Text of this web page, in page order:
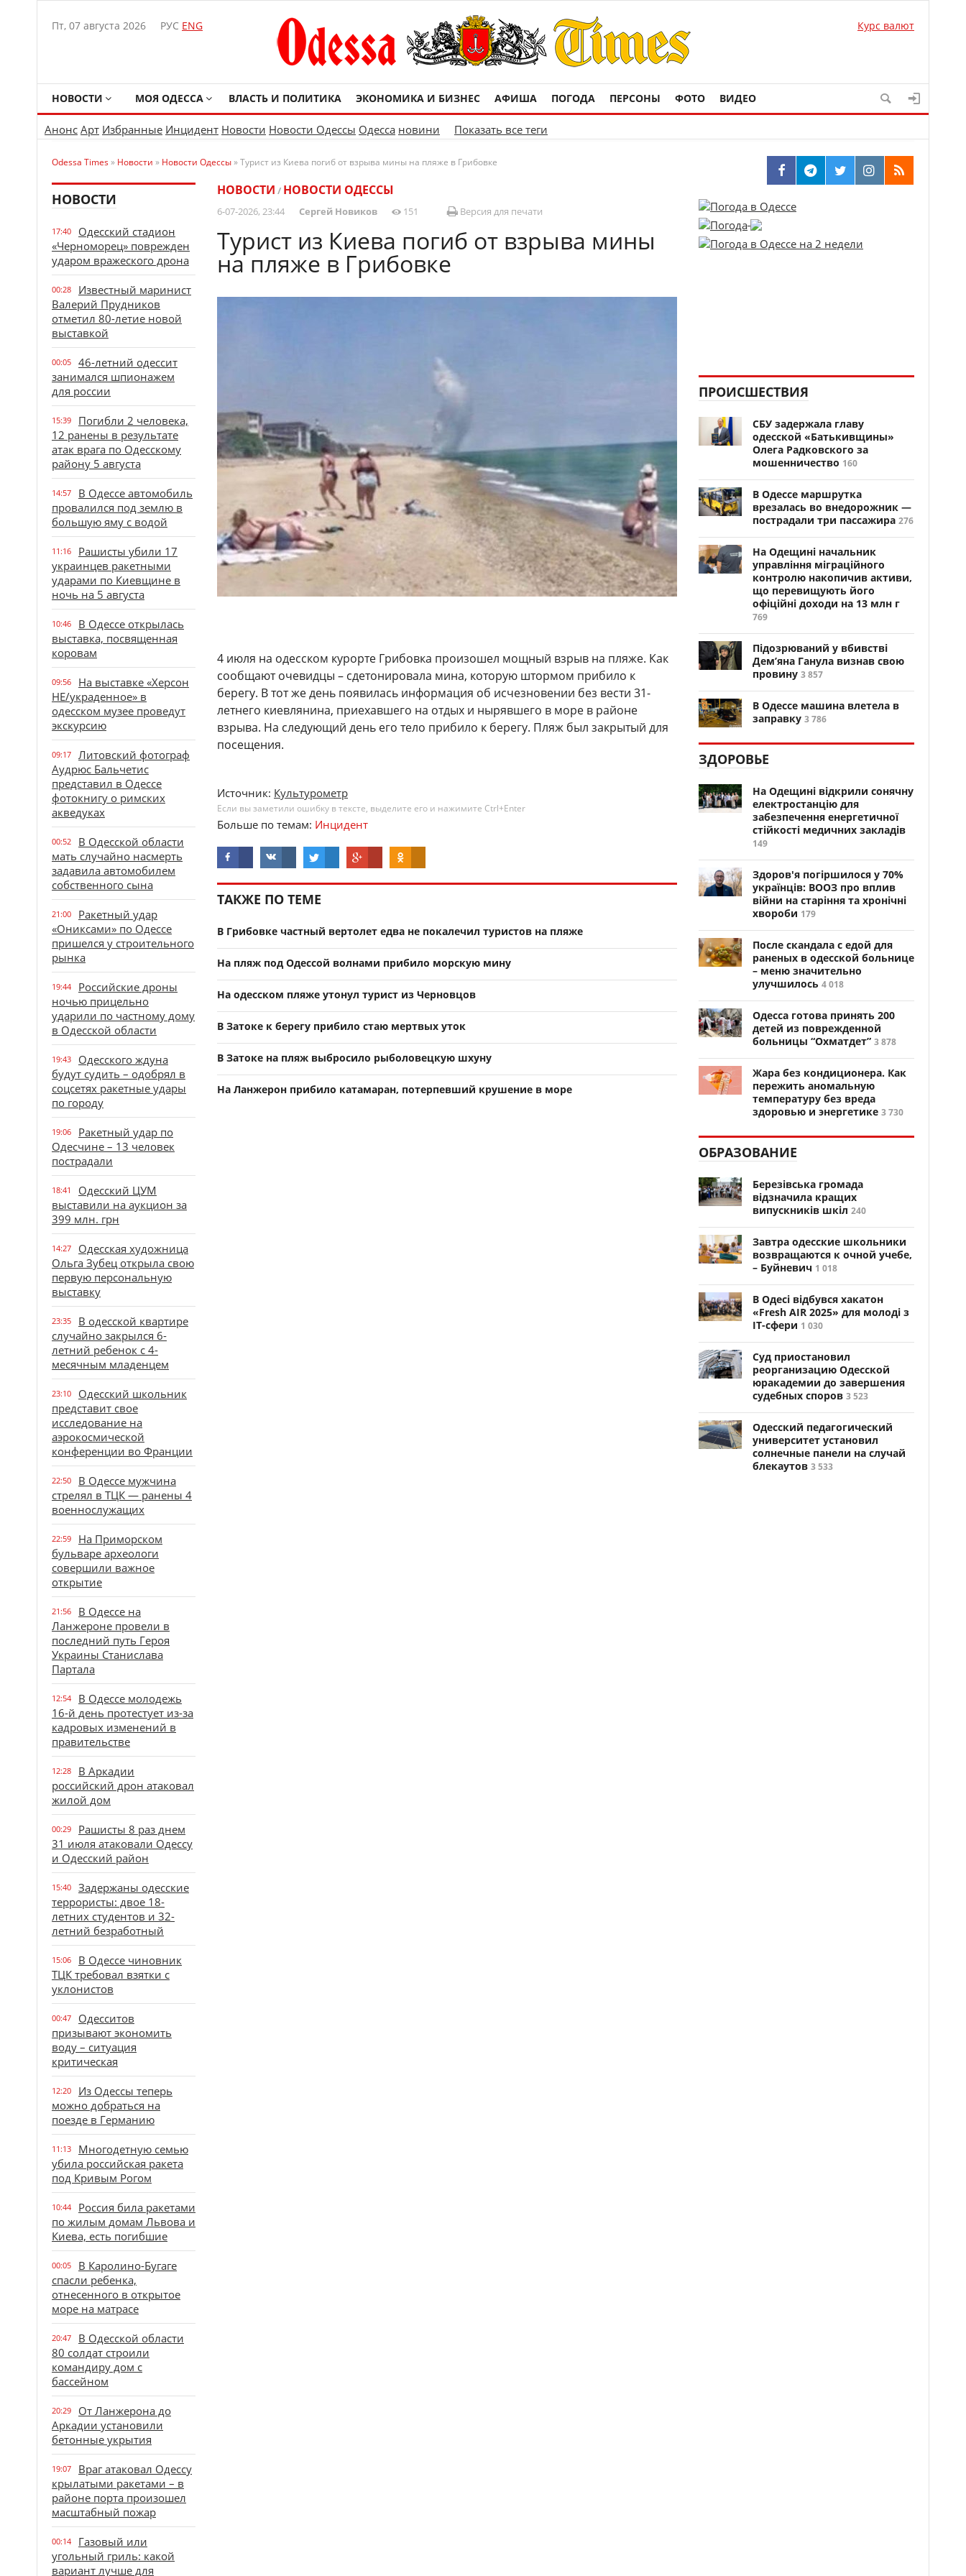
Пт, 07 августа 2026 РУС ENG Курс валют
НОВОСТИ МОЯ ОДЕССА ВЛАСТЬ И ПОЛИТИКА ЭКОНОМИКА И БИЗНЕС АФИША ПОГОДА ПЕРСОНЫ ФОТО ВИДЕО
Анонс Арт Избранные Инцидент Новости Новости Одессы Одесса новини Показать все теги
Odessa Times» Новости » Новости Одессы» Турист из Киева погиб от взрыва мины на пляже в Грибовке
НОВОСТИ
17:40
Одесский стадион
«Черноморец» поврежден
ударом вражеского дрона
00:28
Известный маринист
Валерий Прудников
отметил 80-летие новой
выставкой
00:05
46-летний одессит
занимался шпионажем
для россии
15:39
Погибли 2 человека,
12 ранены в результате
атак врага по Одесскому
району 5 августа
14:57
В Одессе автомобиль
провалился под землю в
большую яму с водой
11:16
Рашисты убили 17
украинцев ракетными
ударами по Киевщине в
ночь на 5 августа
10:46
В Одессе открылась
выставка, посвященная
коровам
09:56
На выставке «Херсон
НЕ/украденное» в
одесском музее проведут
экскурсию
09:17
Литовский фотограф
Аудрюс Бальчетис
представил в Одессе
фотокнигу о римских
акведуках
00:52
В Одесской области
мать случайно насмерть
задавила автомобилем
собственного сына
21:00
Ракетный удар
«Ониксами» по Одессе
пришелся у строительного
рынка
19:44
Российские дроны
ночью прицельно
ударили по частному дому
в Одесской области
19:43
Одесского ждуна
будут судить – одобрял в
соцсетях ракетные удары
по городу
19:06
Ракетный удар по
Одесчине – 13 человек
пострадали
18:41
Одесский ЦУМ
выставили на аукцион за
399 млн. грн
14:27
Одесская художница
Ольга Зубец открыла свою
первую персональную
выставку
23:35
В одесской квартире
случайно закрылся 6-
летний ребенок с 4-
месячным младенцем
23:10
Одесский школьник
представит свое
исследование на
аэрокосмической
конференции во Франции
22:50
В Одессе мужчина
стрелял в ТЦК — ранены 4
военнослужащих
22:59
На Приморском
бульваре археологи
совершили важное
открытие
21:56
В Одессе на
Ланжероне провели в
последний путь Героя
Украины Станислава
Партала
12:54
В Одессе молодежь
16-й день протестует из-за
кадровых изменений в
правительстве
12:28
В Аркадии
российский дрон атаковал
жилой дом
00:29
Рашисты 8 раз днем
31 июля атаковали Одессу
и Одесский район
15:40
Задержаны одесские
террористы: двое 18-
летних студентов и 32-
летний безработный
15:06
В Одессе чиновник
ТЦК требовал взятки с
уклонистов
00:47
Одесситов
призывают экономить
воду – ситуация
критическая
12:20
Из Одессы теперь
можно добраться на
поезде в Германию
11:13
Многодетную семью
убила российская ракета
под Кривым Рогом
10:44
Россия била ракетами
по жилым домам Львова и
Киева, есть погибшие
00:05
В Каролино-Бугаге
спасли ребенка,
отнесенного в открытое
море на матрасе
20:47
В Одесской области
80 солдат строили
командиру дом с
бассейном
20:29
От Ланжерона до
Аркадии установили
бетонные укрытия
19:07
Враг атаковал Одессу
крылатыми ракетами – в
районе порта произошел
масштабный пожар
00:14
Газовый или
угольный гриль: какой
вариант лучше для
НОВОСТИ / НОВОСТИ ОДЕССЫ
6-07-2026, 23:44 Сергей Новиков 151 Версия для печати
Турист из Киева погиб от взрыва мины
на пляже в Грибовке
4 июля на одесском курорте Грибовка произошел мощный взрыв на пляже. Как
сообщают очевидцы – сдетонировала мина, которую штормом прибило к
берегу. В тот же день появилась информация об исчезновении без вести 31-
летнего киевлянина, приехавшего на отдых и нырявшего в море в районе
взрыва. На следующий день его тело прибило к берегу. Пляж был закрытый для
посещения.
Источник: Культурометр
Если вы заметили ошибку в тексте, выделите его и нажимите Ctrl+Enter
Больше по темам: Инцидент
ТАКЖЕ ПО ТЕМЕ
В Грибовке частный вертолет едва не покалечил туристов на пляже
На пляж под Одессой волнами прибило морскую мину
На одесском пляже утонул турист из Черновцов
В Затоке к берегу прибило стаю мертвых уток
В Затоке на пляж выбросило рыболовецкую шхуну
На Ланжерон прибило катамаран, потерпевший крушение в море
ПРОИСШЕСТВИЯ
СБУ задержала главу
одесской «Батькивщины»
Олега Радковского за
мошенничество 160
В Одессе маршрутка
врезалась во внедорожник —
пострадали три пассажира 276
На Одещині начальник
управління міграційного
контролю накопичив активи,
що перевищують його
офіційні доходи на 13 млн г
769
Підозрюваний у вбивстві
Дем’яна Ганула визнав свою
провину 3 857
В Одессе машина влетела в
заправку 3 786
ЗДОРОВЬЕ
На Одещині відкрили сонячну
електростанцію для
забезпечення енергетичної
стійкості медичних закладів
149
Здоров'я погіршилося у 70%
українців: ВООЗ про вплив
війни на старіння та хронічні
хвороби 179
После скандала с едой для
раненых в одесской больнице
– меню значительно
улучшилось 4 018
Одесса готова принять 200
детей из поврежденной
больницы “Охматдет” 3 878
Жара без кондиционера. Как
пережить аномальную
температуру без вреда
здоровью и энергетике 3 730
ОБРАЗОВАНИЕ
Березівська громада
відзначила кращих
випускників шкіл 240
Завтра одесские школьники
возвращаются к очной учебе,
– Буйневич 1 018
В Одесі відбувся хакатон
«Fresh AIR 2025» для молоді з
ІТ-сфери 1 030
Суд приостановил
реорганизацию Одесской
юракадемии до завершения
судебных споров 3 523
Одесский педагогический
университет установил
солнечные панели на случай
блекаутов 3 533